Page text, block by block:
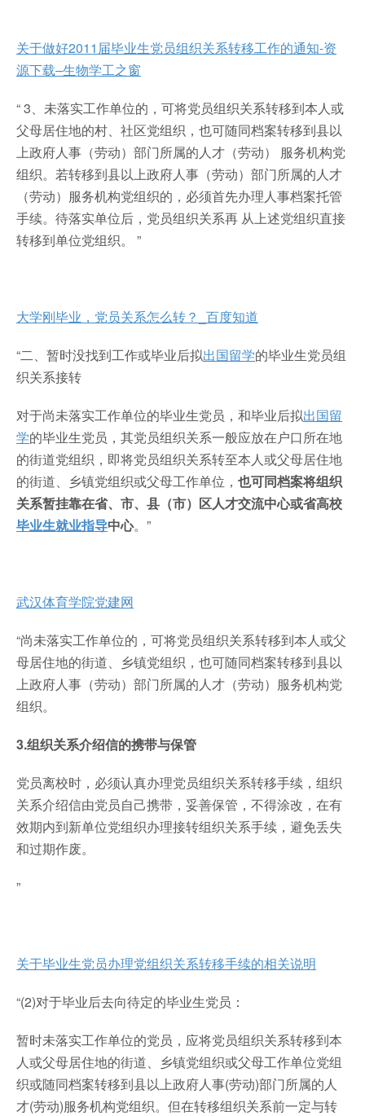
关于做好2011届毕业生党员组织关系转移工作的通知-资
源下载–生物学工之窗
“ 3、未落实工作单位的，可将党员组织关系转移到本人或
父母居住地的村、社区党组织，也可随同档案转移到县以
上政府人事（劳动）部门所属的人才（劳动） 服务机构党
组织。若转移到县以上政府人事（劳动）部门所属的人才
（劳动）服务机构党组织的，必须首先办理人事档案托管
手续。待落实单位后，党员组织关系再 从上述党组织直接
转移到单位党组织。 ”
大学刚毕业，党员关系怎么转？_百度知道
“二、暂时没找到工作或毕业后拟出国留学的毕业生党员组
织关系接转
对于尚未落实工作单位的毕业生党员，和毕业后拟出国留
学的毕业生党员，其党员组织关系一般应放在户口所在地
的街道党组织，即将党员组织关系转至本人或父母居住地
的街道、乡镇党组织或父母工作单位， 也可同档案将组织
关系暂挂靠在省、市、县（市）区人才交流中心或省高校
毕业生就业指导中心。”
武汉体育学院党建网
“尚未落实工作单位的，可将党员组织关系转移到本人或父
母居住地的街道、乡镇党组织，也可随同档案转移到县以
上政府人事（劳动）部门所属的人才（劳动）服务机构党
组织。
3.组织关系介绍信的携带与保管
党员离校时，必须认真办理党员组织关系转移手续，组织
关系介绍信由党员自己携带，妥善保管，不得涂改，在有
效期内到新单位党组织办理接转组织关系手续，避免丢失
和过期作废。
”
关于毕业生党员办理党组织关系转移手续的相关说明
“(2)对于毕业后去向待定的毕业生党员：
暂时未落实工作单位的党员，应将党员组织关系转移到本
人或父母居住地的街道、乡镇党组织或父母工作单位党组
织或随同档案转移到县以上政府人事(劳动)部门所属的人
才(劳动)服务机构党组织。但在转移组织关系前一定与转